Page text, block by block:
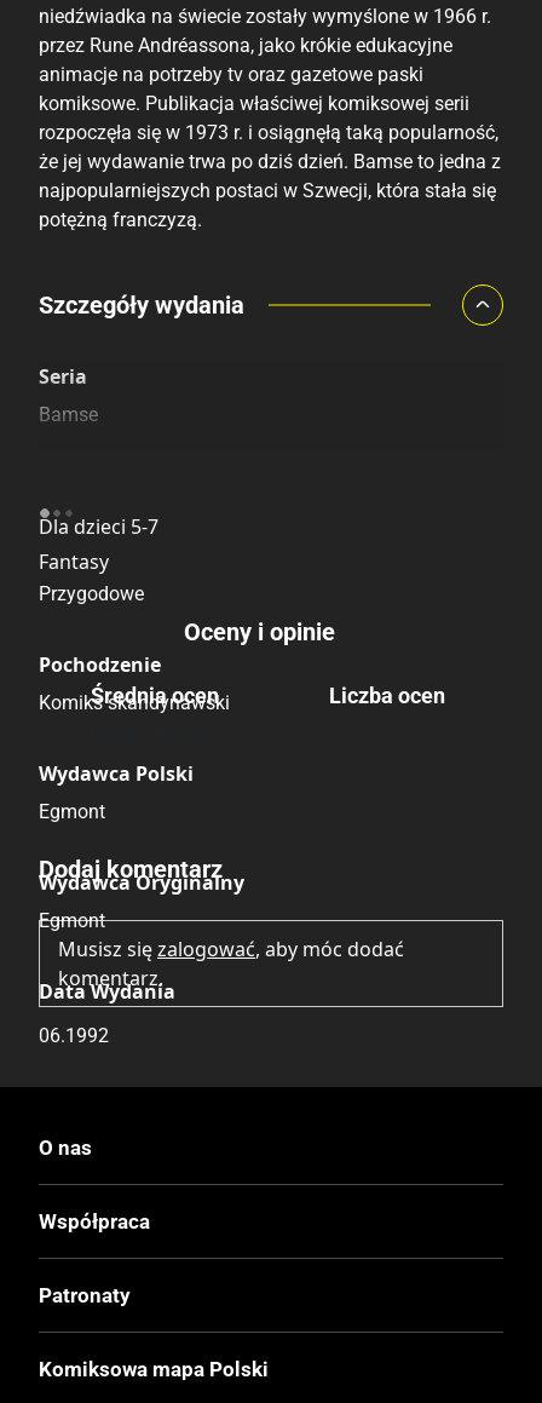
niedźwiadka na świecie zostały wymyślone w 1966 r.
przez Rune Andréassona, jako krókie edukacyjne
animacje na potrzeby tv oraz gazetowe paski
komiksowe. Publikacja właściwej komiksowej serii
rozpoczęła się w 1973 r. i osiągnęłą taką popularność,
że jej wydawanie trwa po dziś dzień. Bamse to jedna z
najpopularniejszych postaci w Szwecji, która stała się
potężną franczyzą.
Porównaj ceny
Szczegóły wydania
Seria
Bamse
Dla dzieci 5-7
Fantasy
Przygodowe
Pochodzenie
Komiks skandynawski
Wydawca Polski
Egmont
Wydawca Oryginalny
Egmont
Data Wydania
06.1992
I
Druk
Kolor
Miękka
Oceny i opinie
Średnia ocen Liczba ocen
Brak opinii.
Dodaj komentarz
Musisz sięzalogować, aby móc dodać
komentarz.
O nas
Współpraca
Patronaty
Komiksowa mapa Polski